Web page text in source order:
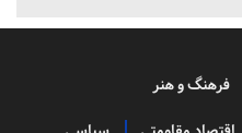
فرهنگ و هنر